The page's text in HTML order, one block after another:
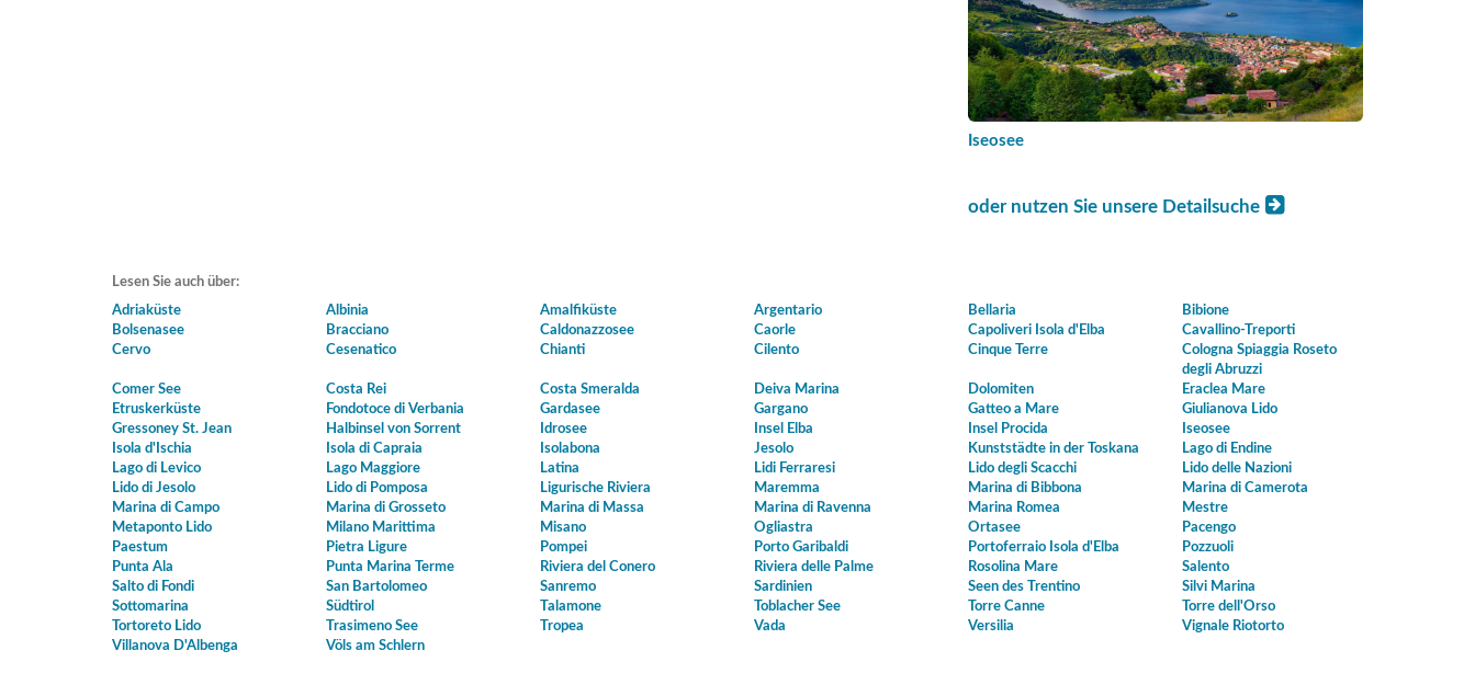
Iseosee
oder nutzen Sie unsere Detailsuche
Lesen Sie auch über:
Adriaküste
Albinia Amalfiküste Argentario Bellaria
Bibione
Bolsenasee
Bracciano Caldonazzosee Caorle Capoliveri Isola d'Elba
Cavallino-Treporti
Cervo
Cesenatico Chianti Cilento Cinque Terre
Cologna Spiaggia Roseto
degli Abruzzi
Comer See
Costa Rei Costa Smeralda Deiva Marina Dolomiten
Eraclea Mare
Etruskerküste
Fondotoce di Verbania Gardasee Gargano Gatteo a Mare
Giulianova Lido
Gressoney St. Jean
Halbinsel von Sorrent Idrosee Insel Elba Insel Procida
Iseosee
Isola d'Ischia
Isola di Capraia Isolabona Jesolo Kunststädte in der Toskana
Lago di Endine
Lago di Levico
Lago Maggiore Latina Lidi Ferraresi Lido degli Scacchi
Lido delle Nazioni
Lido di Jesolo
Lido di Pomposa Ligurische Riviera Maremma Marina di Bibbona
Marina di Camerota
Marina di Campo
Marina di Grosseto Marina di Massa Marina di Ravenna Marina Romea
Mestre
Metaponto Lido
Milano Marittima Misano Ogliastra Ortasee
Pacengo
Paestum
Pietra Ligure Pompei Porto Garibaldi Portoferraio Isola d'Elba
Pozzuoli
Punta Ala
Punta Marina Terme Riviera del Conero Riviera delle Palme Rosolina Mare
Salento
Salto di Fondi
San Bartolomeo Sanremo Sardinien Seen des Trentino
Silvi Marina
Sottomarina
Südtirol Talamone Toblacher See Torre Canne
Torre dell'Orso
Tortoreto Lido
Trasimeno See Tropea Vada Versilia
Vignale Riotorto
Villanova D'Albenga
Völs am Schlern